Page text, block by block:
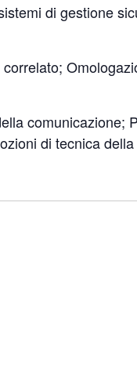
di gestione
comunicazione;
di tecnica